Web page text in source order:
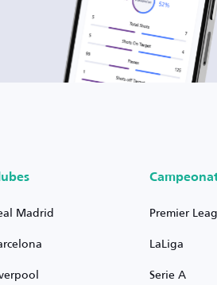
Madrid
Premier
LaLiga
Serie A